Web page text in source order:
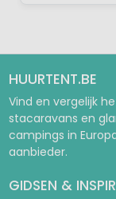
HUURTENT.BE
Vind en vergelijk
stacaravans en
campings in
aanbieder.
GIDSEN &